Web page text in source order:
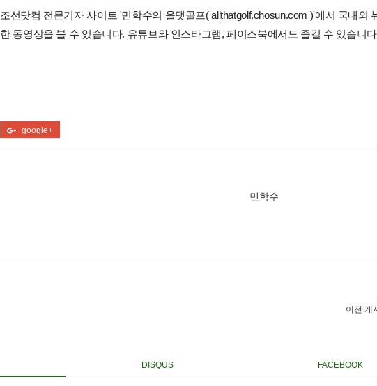
조선닷컴 전문기자 사이트 '민학수의 올댓골프( allthatgolf.chosun.com )'에서 국내외
한 동영상을 볼 수 있습니다. 유튜브와 인스타그램, 페이스북에서도 즐길 수 있습니
google+
민학수
이전 게
DISQUS FACEBOOK